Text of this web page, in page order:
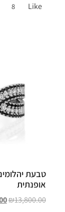
Like
8
טבעת
אופנתית
₪13,800.00